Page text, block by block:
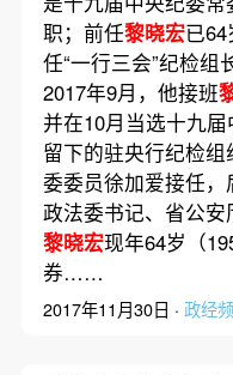
职；前任黎晓宏已
任“一行三会”纪检
2017年9月，他接班
并在10月当选十九
留下的驻央行纪检
委委员徐加爱接任，
政法委书记、省公
黎晓宏现年64岁（
券……
2017年11月30日 · 政经